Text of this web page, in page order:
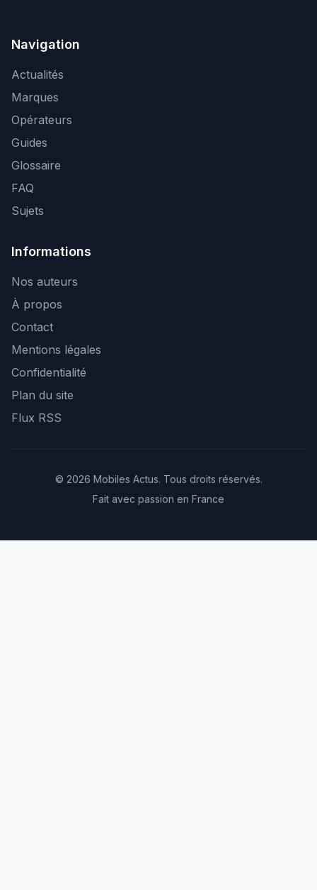
Navigation
Actualités
Marques
Opérateurs
Guides
Glossaire
FAQ
Sujets
Informations
Nos auteurs
À propos
Contact
Mentions légales
Confidentialité
Plan du site
Flux RSS
© 2026 Mobiles Actus. Tous droits réservés.
Fait avec passion en France